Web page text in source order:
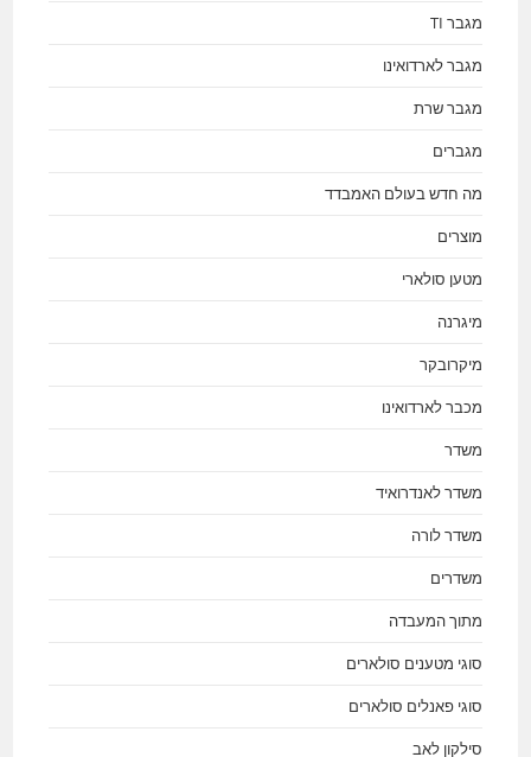
מגבר TI
מגבר לארדואינו
מגבר שרת
מגברים
מה חדש בעולם האמבדד
מוצרים
מטען סולארי
מיגרנה
מיקרובקר
מכבר לארדואינו
משדר
משדר לאנדרואיד
משדר לורה
משדרים
מתוך המעבדה
סוגי מטענים סולארים
סוגי פאנלים סולארים
סילקון לאב